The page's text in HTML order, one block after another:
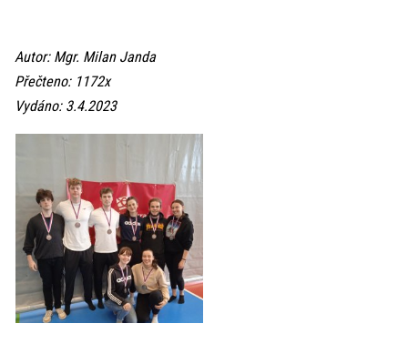
Autor: Mgr. Milan Janda
Přečteno: 1172x
Vydáno: 3.4.2023